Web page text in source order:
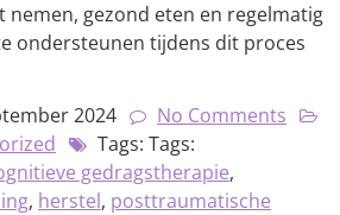
nemen, gezond eten en regelmatig
ondersteunen tijdens dit proces
2024
No Comments
Tags: Tags:
gedragstherapie,
, herstel, posttraumatische